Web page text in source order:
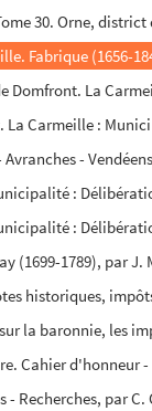
30. Orne,
Fabrique (1656-
Domfront. La
La Carmeille :
Avranches -
:
:
(1699-1789), par J.
historiques,
sur la baronnie, les
Cahier d'honneur
- Recherches, par